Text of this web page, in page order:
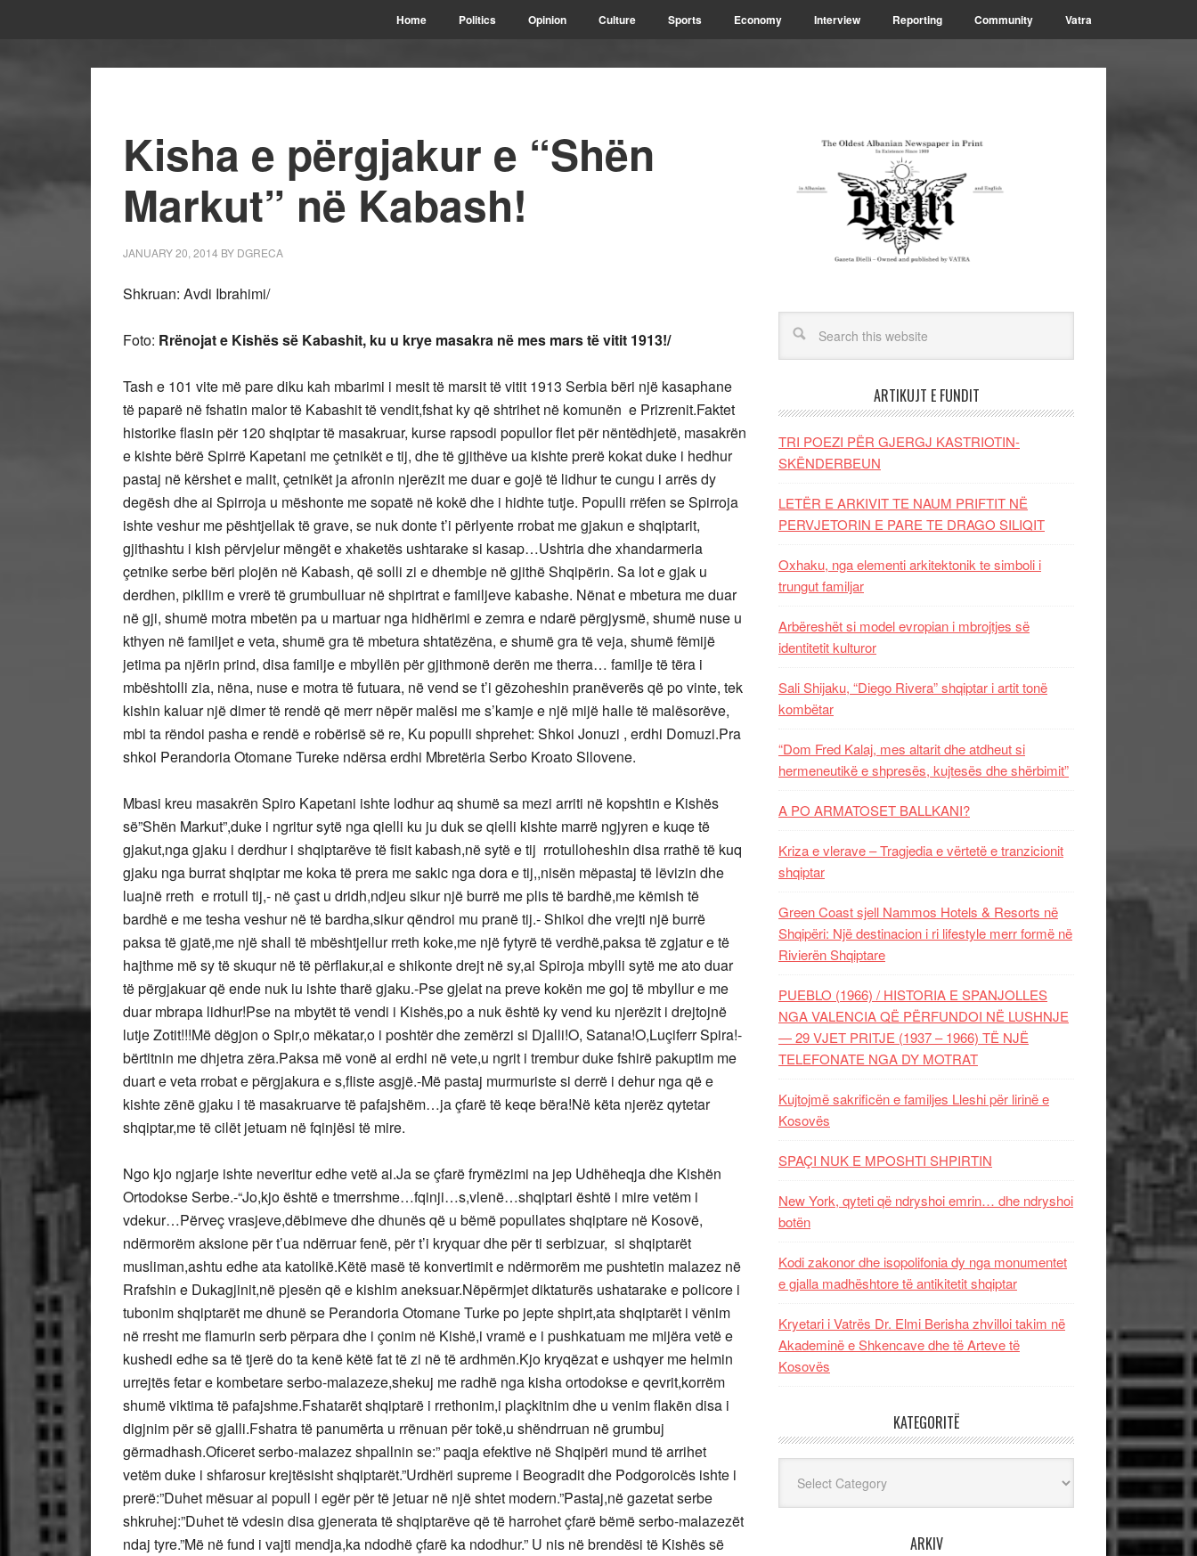
Home Politics Opinion Culture Sports Economy Interview Reporting Community Vatra
Kisha e përgjakur e “Shën
Markut” në Kabash!
JANUARY 20, 2014 BY DGRECA
Shkruan: Avdi Ibrahimi/
Foto: Rrënojat e Kishës së Kabashit, ku u krye masakra në mes mars të vitit 1913!/
Tash e 101 vite më pare diku kah mbarimi i mesit të marsit të vitit 1913 Serbia bëri një kasaphane
të paparë në fshatin malor të Kabashit të vendit,fshat ky që shtrihet në komunën e Prizrenit.Faktet
historike flasin për 120 shqiptar të masakruar, kurse rapsodi popullor flet për nëntëdhjetë, masakrën
e kishte bërë Spirrë Kapetani me çetnikët e tij, dhe të gjithëve ua kishte prerë kokat duke i hedhur
pastaj në kërshet e malit, çetnikët ja afronin njerëzit me duar e gojë të lidhur te cungu i arrës dy
degësh dhe ai Spirroja u mëshonte me sopatë në kokë dhe i hidhte tutje. Populli rrëfen se Spirroja
ishte veshur me pështjellak të grave, se nuk donte t’i përlyente rrobat me gjakun e shqiptarit,
gjithashtu i kish përvjelur mëngët e xhaketës ushtarake si kasap…Ushtria dhe xhandarmeria
çetnike serbe bëri plojën në Kabash, që solli zi e dhembje në gjithë Shqipërin. Sa lot e gjak u
derdhen, pikllim e vrerë të grumbulluar në shpirtrat e familjeve kabashe. Nënat e mbetura me duar
në gji, shumë motra mbetën pa u martuar nga hidhërimi e zemra e ndarë përgjysmë, shumë nuse u
kthyen në familjet e veta, shumë gra të mbetura shtatëzëna, e shumë gra të veja, shumë fëmijë
jetima pa njërin prind, disa familje e mbyllën për gjithmonë derën me therra… familje të tëra i
mbështolli zia, nëna, nuse e motra të futuara, në vend se t’i gëzoheshin pranëverës që po vinte, tek
kishin kaluar një dimer të rendë që merr nëpër malësi me s’kamje e një mijë halle të malësorëve,
mbi ta rëndoi pasha e rendë e robërisë së re, Ku populli shprehet: Shkoi Jonuzi , erdhi Domuzi.Pra
shkoi Perandoria Otomane Tureke ndërsa erdhi Mbretëria Serbo Kroato Sllovene.
Mbasi kreu masakrën Spiro Kapetani ishte lodhur aq shumë sa mezi arriti në kopshtin e Kishës
së”Shën Markut”,duke i ngritur sytë nga qielli ku ju duk se qielli kishte marrë ngjyren e kuqe të
gjakut,nga gjaku i derdhur i shqiptarëve të fisit kabash,në sytë e tij rrotulloheshin disa rrathë të kuq
gjaku nga burrat shqiptar me koka të prera me sakic nga dora e tij,,nisën mëpastaj të lëvizin dhe
luajnë rreth e rrotull tij,- në çast u dridh,ndjeu sikur një burrë me plis të bardhë,me këmish të
bardhë e me tesha veshur në të bardha,sikur qëndroi mu pranë tij.- Shikoi dhe vrejti një burrë
paksa të gjatë,me një shall të mbështjellur rreth koke,me një fytyrë të verdhë,paksa të zgjatur e të
hajthme më sy të skuqur në të përflakur,ai e shikonte drejt në sy,ai Spiroja mbylli sytë me ato duar
të përgjakuar që ende nuk iu ishte tharë gjaku.-Pse gjelat na preve kokën me goj të mbyllur e me
duar mbrapa lidhur!Pse na mbytët të vendi i Kishës,po a nuk është ky vend ku njerëzit i drejtojnë
lutje Zotit!!!Më dëgjon o Spir,o mëkatar,o i poshtër dhe zemërzi si Djalli!O, Satana!O,Luçiferr Spira!-
bërtitnin me dhjetra zëra.Paksa më vonë ai erdhi në vete,u ngrit i trembur duke fshirë pakuptim me
duart e veta rrobat e përgjakura e s,fliste asgjë.-Më pastaj murmuriste si derrë i dehur nga që e
kishte zënë gjaku i të masakruarve të pafajshëm…ja çfarë të keqe bëra!Në këta njerëz qytetar
shqiptar,me të cilët jetuam në fqinjësi të mire.
Ngo kjo ngjarje ishte neveritur edhe vetë ai.Ja se çfarë frymëzimi na jep Udhëheqja dhe Kishën
Ortodokse Serbe.-“Jo,kjo është e tmerrshme…fqinji…s,vlenë…shqiptari është i mire vetëm i
vdekur…Përveç vrasjeve,dëbimeve dhe dhunës që u bëmë popullates shqiptare në Kosovë,
ndërmorëm aksione për t’ua ndërruar fenë, për t’i kryquar dhe për ti serbizuar, si shqiptarët
musliman,ashtu edhe ata katolikë.Këtë masë të konvertimit e ndërmorëm me pushtetin malazez në
Rrafshin e Dukagjinit,në pjesën që e kishim aneksuar.Nëpërmjet diktaturës ushatarake e policore i
tubonim shqiptarët me dhunë se Perandoria Otomane Turke po jepte shpirt,ata shqiptarët i vënim
në rresht me flamurin serb përpara dhe i çonim në Kishë,i vramë e i pushkatuam me mijëra vetë e
kushedi edhe sa të tjerë do ta kenë këtë fat të zi në të ardhmën.Kjo kryqëzat e ushqyer me helmin
urrejtës fetar e kombetare serbo-malazeze,shekuj me radhë nga kisha ortodokse e qevrit,korrëm
shumë viktima të pafajshme.Fshatarët shqiptarë i rrethonim,i plaçkitnim dhe u venim flakën disa i
digjnim për së gjalli.Fshatra të panumërta u rrënuan për tokë,u shëndrruan në grumbuj
gërmadhash.Oficeret serbo-malazez shpallnin se:” paqja efektive në Shqipëri mund të arrihet
vetëm duke i shfarosur krejtësisht shqiptarët.”Urdhëri supreme i Beogradit dhe Podgoroicës ishte i
prerë:”Duhet mësuar ai popull i egër për të jetuar në një shtet modern.”Pastaj,në gazetat serbe
shkruhej:”Duhet të vdesin disa gjenerata të shqiptarëve që të harrohet çfarë bëmë serbo-malazezët
ndaj tyre.”Më në fund i vajti mendja,ka ndodhë çfarë ka ndodhur.” U nis në brendësi të Kishës së
ARTIKUJT E FUNDIT
TRI POEZI PËR GJERGJ KASTRIOTIN-
SKËNDERBEUN
LETËR E ARKIVIT TE NAUM PRIFTIT NË
PERVJETORIN E PARE TE DRAGO SILIQIT
Oxhaku, nga elementi arkitektonik te simboli i
trungut familjar
Arbëreshët si model evropian i mbrojtjes së
identitetit kulturor
Sali Shijaku, “Diego Rivera” shqiptar i artit tonë
kombëtar
“Dom Fred Kalaj, mes altarit dhe atdheut si
hermeneutikë e shpresës, kujtesës dhe shërbimit”
A PO ARMATOSET BALLKANI?
Kriza e vlerave – Tragjedia e vërtetë e tranzicionit
shqiptar
Green Coast sjell Nammos Hotels & Resorts në
Shqipëri: Një destinacion i ri lifestyle merr formë në
Rivierën Shqiptare
PUEBLO (1966) / HISTORIA E SPANJOLLES
NGA VALENCIA QË PËRFUNDOI NË LUSHNJE
— 29 VJET PRITJE (1937 – 1966) TË NJË
TELEFONATE NGA DY MOTRAT
Kujtojmë sakrificën e familjes Lleshi për lirinë e
Kosovës
SPAÇI NUK E MPOSHTI SHPIRTIN
New York, qyteti që ndryshoi emrin… dhe ndryshoi
botën
Kodi zakonor dhe isopolifonia dy nga monumentet
e gjalla madhështore të antikitetit shqiptar
Kryetari i Vatrës Dr. Elmi Berisha zhvilloi takim në
Akademinë e Shkencave dhe të Arteve të
Kosovës
KATEGORITË
ARKIV